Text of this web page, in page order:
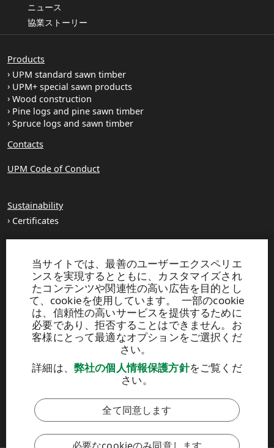
当サイトでは、最善のユーザーエクスペリエ
ンスを実現するとともに、カスタマイズされ
たコンテンツや関連性の高い広告を目的とし
て、cookieを使用しています。 一部のcookie
は、信頼性の高いサービスを提供するために
必要であり、拒否することはできません。お
客様にとって最適なオプションをご選択くだ
さい。
詳細は、 弊社の個人情報保護方針をご覧くだ
さい。
全て同意します
ニュース
協業ストーリー
Products
UPM standard sawn timber
UPM+ special sawn products
Wood construction
Pine logs and pine sawn timber
Spruce logs and sawn timber
Contacts
UPM Code of Conduct
Sustainability
Certificates
About us
Production units
Brochures
UPM TIMBER
Peltokatu 26 C, 5th floor
FI-33101 Tampere, Finland
Tel. +358 204 15 113
このサイトはreCAPTCHAによって保護されており、
Googleのプラ
ーポリシーおよび利用規約が適用されます。